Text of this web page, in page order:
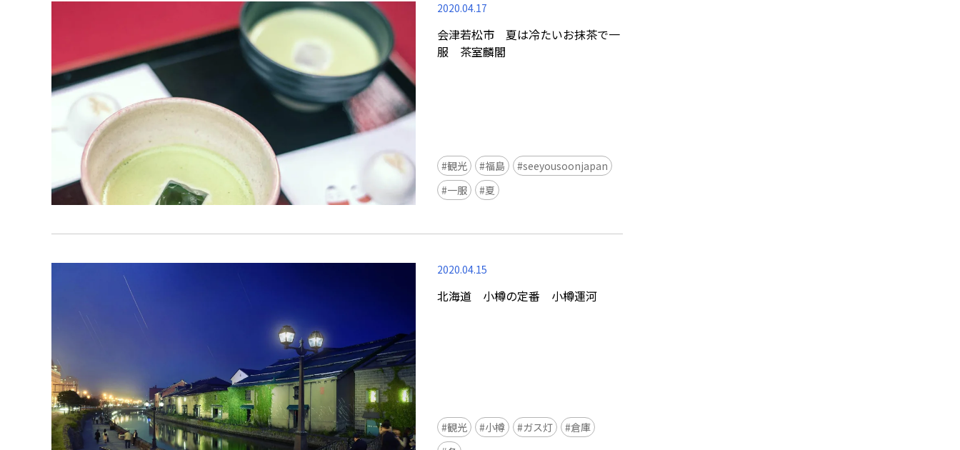
2020.04.17
会津若松市 夏は冷たいお抹茶で一
服 茶室麟閣
観光 福島
seeyousoonjapan
一服
夏
2020.04.15
北海道 小樽の定番 小樽運河
観光 小樽 ガス灯
倉庫